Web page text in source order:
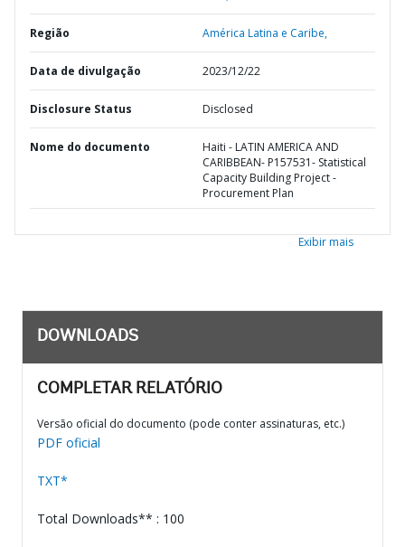
Região América Latina e Caribe,
Data de divulgação 2023/12/22
Disclosure Status Disclosed
Nome do documento
Haiti - LATIN AMERICA AND
CARIBBEAN- P157531- Statistical
Capacity Building Project -
Procurement Plan
Exibir mais
DOWNLOADS
COMPLETAR RELATÓRIO
Versão oficial do documento (pode conter assinaturas, etc.)
PDF oficial
TXT*
Total Downloads** : 100